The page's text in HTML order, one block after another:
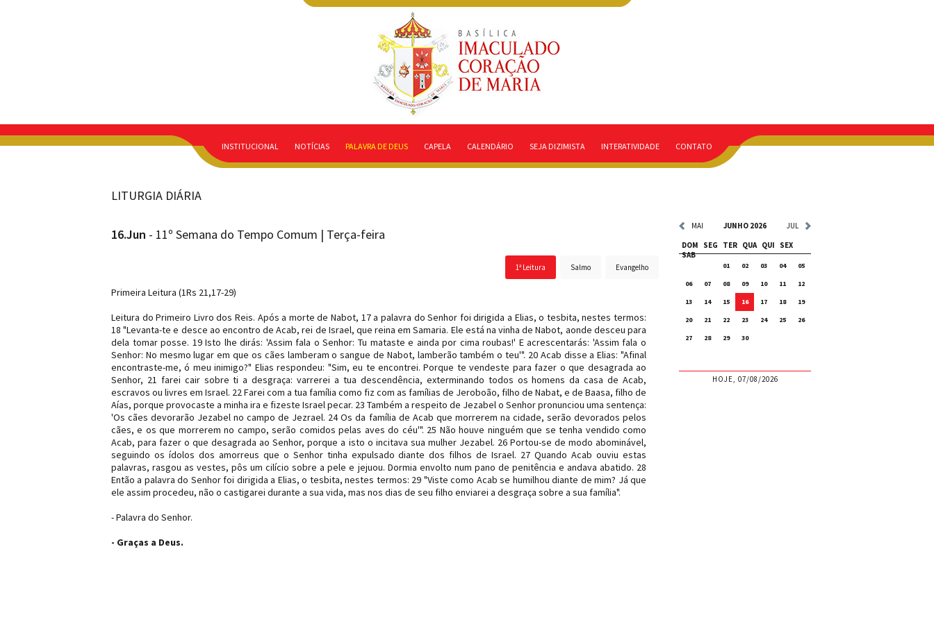
INSTITUCIONAL NOTÍCIAS PALAVRA DE DEUS CAPELA CALENDÁRIO SEJA DIZIMISTA INTERATIVIDADE CONTATO
LITURGIA DIÁRIA
MAI JUNHO 2026
JUL
DOM
SEG TER QUA QUI
SEX
SAB
01 02 03 04
05
06
07 08 09 10 11
12
13
14 15 16 17 18
19
20
21 22 23 24 25
26
27
28 29 30
HOJE, 07/08/2026
16.Jun - 11º Semana do Tempo Comum | Terça-feira
1ª Leitura Salmo Evangelho
Primeira Leitura (1Rs 21,17-29)
Leitura do Primeiro Livro dos Reis. Após a morte de Nabot, 17 a palavra do Senhor foi dirigida a Elias, o tesbita, nestes termos:
18 "Levanta-te e desce ao encontro de Acab, rei de Israel, que reina em Samaria. Ele está na vinha de Nabot, aonde desceu para
dela tomar posse. 19 Isto lhe dirás: 'Assim fala o Senhor: Tu mataste e ainda por cima roubas!' E acrescentarás: 'Assim fala o
Senhor: No mesmo lugar em que os cães lamberam o sangue de Nabot, lamberão também o teu'". 20 Acab disse a Elias: "Afinal
encontraste-me, ó meu inimigo?" Elias respondeu: "Sim, eu te encontrei. Porque te vendeste para fazer o que desagrada ao
Senhor, 21 farei cair sobre ti a desgraça: varrerei a tua descendência, exterminando todos os homens da casa de Acab,
escravos ou livres em Israel. 22 Farei com a tua família como fiz com as famílias de Jeroboão, filho de Nabat, e de Baasa, filho de
Aías, porque provocaste a minha ira e fizeste Israel pecar. 23 Também a respeito de Jezabel o Senhor pronunciou uma sentença:
'Os cães devorarão Jezabel no campo de Jezrael. 24 Os da família de Acab que morrerem na cidade, serão devorados pelos
cães, e os que morrerem no campo, serão comidos pelas aves do céu'". 25 Não houve ninguém que se tenha vendido como
Acab, para fazer o que desagrada ao Senhor, porque a isto o incitava sua mulher Jezabel. 26 Portou-se de modo abominável,
seguindo os ídolos dos amorreus que o Senhor tinha expulsado diante dos filhos de Israel. 27 Quando Acab ouviu estas
palavras, rasgou as vestes, pôs um cilício sobre a pele e jejuou. Dormia envolto num pano de penitência e andava abatido. 28
Então a palavra do Senhor foi dirigida a Elias, o tesbita, nestes termos: 29 "Viste como Acab se humilhou diante de mim? Já que
ele assim procedeu, não o castigarei durante a sua vida, mas nos dias de seu filho enviarei a desgraça sobre a sua família".
- Palavra do Senhor.
- Graças a Deus.